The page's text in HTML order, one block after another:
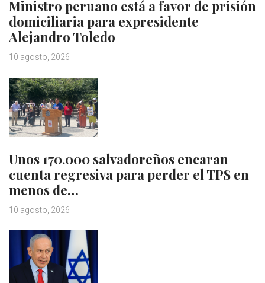
Ministro peruano está a favor de prisión
domiciliaria para expresidente
Alejandro Toledo
10 agosto, 2026
Unos 170.000 salvadoreños encaran
cuenta regresiva para perder el TPS en
menos de…
10 agosto, 2026